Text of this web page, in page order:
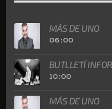
MÁS DE UNO
06:00
BUTLLETÍ
10:00
MÁS DE UNO